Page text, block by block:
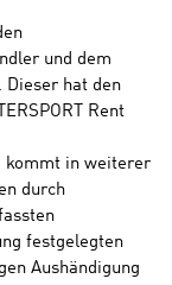
und dem
Dieser hat den
Rent
kommt in weiterer
durch
festgelegten
Aushändigung